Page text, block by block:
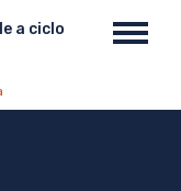
a ciclo